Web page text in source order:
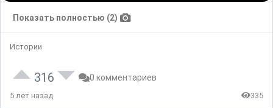
Показать полностью (2)
Истории
316 0 комментариев
5 лет назад 335